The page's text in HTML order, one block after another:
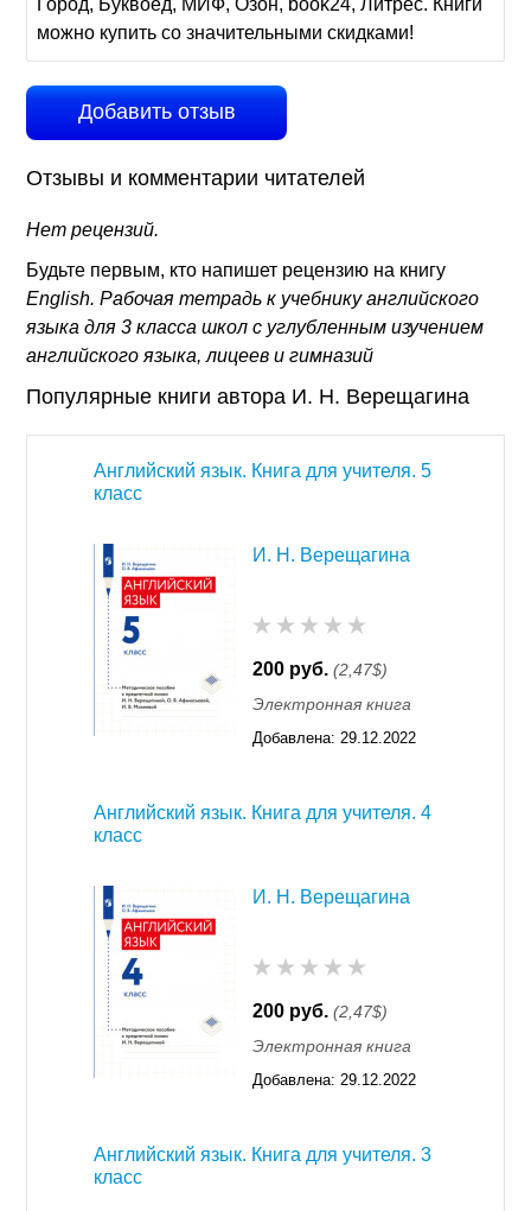
Город, Буквоед, МИФ, Озон, book24, Литрес. Книги
можно купить со значительными скидками!
Добавить отзыв
Отзывы и комментарии читателей
Нет рецензий.
Будьте первым, кто напишет рецензию на книгу
English. Рабочая тетрадь к учебнику английского
языка для 3 класса школ с углубленным изучением
английского языка, лицеев и гимназий
Популярные книги автора И. Н. Верещагина
Английский язык. Книга для учителя. 5
класс
И. Н. Верещагина
200 руб. (2,47$)
Электронная книга
Добавлена: 29.12.2022
Английский язык. Книга для учителя. 4
класс
И. Н. Верещагина
200 руб. (2,47$)
Электронная книга
Добавлена: 29.12.2022
Английский язык. Книга для учителя. 3
класс